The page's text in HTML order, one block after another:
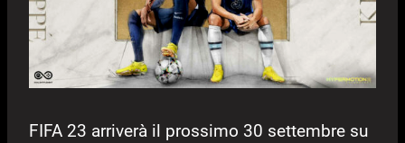
FIFA 23 arriverà il prossimo 30 settembre su